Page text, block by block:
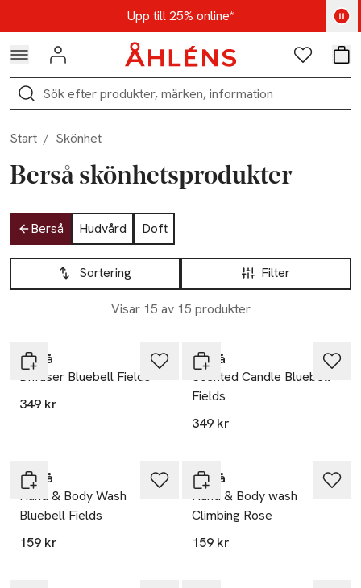
Hoppa till navigationsmenynUpp till 25% online*
Kod: AUG25 - Shoppa nu
Logga in Favoriter
Sök
Start / Skönhet
Berså skönhetsprodukter
Hoppa till produktsidan
Berså Hudvård
Doft
Hoppa till produktsidan
Filter
Sortering
Visar 15 av 15 produkter
Lista över produkter
Berså
Diffuser Bluebell Fields
349 kr
Berså
Scented Candle Bluebell
Fields
349 kr
Berså
Hand & Body Wash
Bluebell Fields
159 kr
Berså
Hand & Body wash
Climbing Rose
159 kr